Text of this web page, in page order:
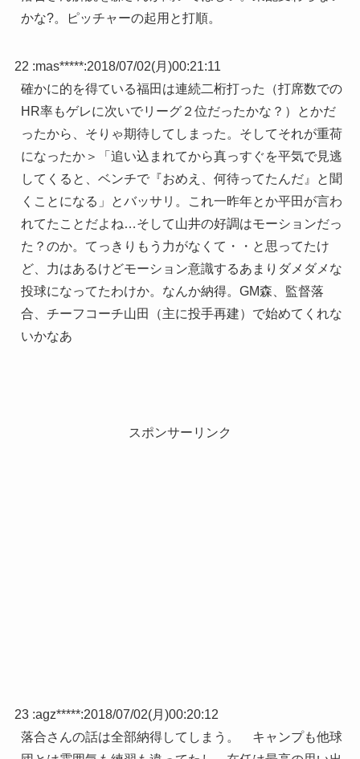
かな?。ピッチャーの起用と打順。
22 :mas*****:2018/07/02(月)00:21:11
確かに的を得ている福田は連続二桁打った（打席数での
HR率もゲレに次いでリーグ２位だったかな？）とかだ
ったから、そりゃ期待してしまった。そしてそれが重荷
になったか＞「追い込まれてから真っすぐを平気で見逃
してくると、ベンチで『おめえ、何待ってたんだ』と聞
くことになる」とバッサリ。これ一昨年とか平田が言わ
れてたことだよね…そして山井の好調はモーションだっ
た？のか。てっきりもう力がなくて・・と思ってたけ
ど、力はあるけどモーション意識するあまりダメダメな
投球になってたわけか。なんか納得。GM森、監督落
合、チーフコーチ山田（主に投手再建）で始めてくれな
いかなあ
スポンサーリンク
23 :agz*****:2018/07/02(月)00:20:12
落合さんの話は全部納得してしまう。 キャンプも他球